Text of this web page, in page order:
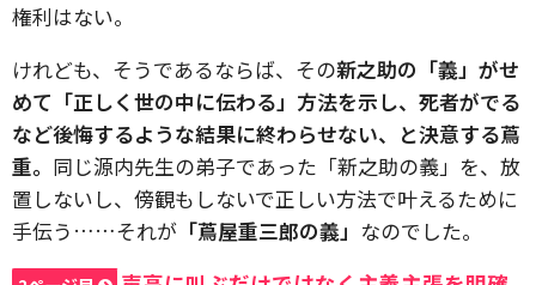
権利はない。
けれども、そうであるならば、その新之助の「義」がせ
めて「正しく世の中に伝わる」方法を示し、死者がでる
など後悔するような結果に終わらせない、と決意する蔦
重。 同じ源内先生の弟子であった「新之助の義」を、放
置しないし、傍観もしないで正しい方法で叶えるために
手伝う……それが 「蔦屋重三郎の義」 なのでした。